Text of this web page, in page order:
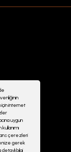
için internet
uygun
çerezleri
gerek
bilgi